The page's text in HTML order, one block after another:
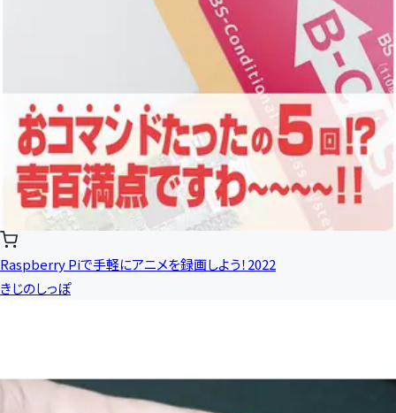
Raspberry Piで手軽にアニメを録画しよう！2022
きじのしっぽ